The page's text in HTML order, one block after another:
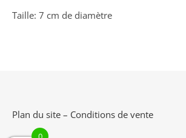
Taille: 7 cm de diamètre
Plan du site – Conditions de vente